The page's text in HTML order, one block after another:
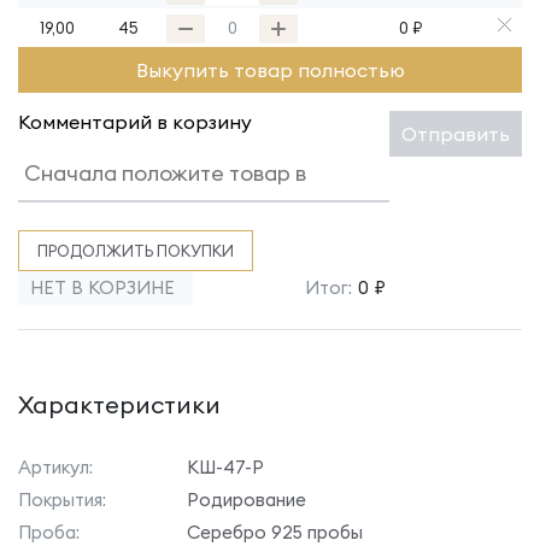
19,00
45 0 ₽
Выкупить товар полностью
Комментарий в корзину Отправить
ПРОДОЛЖИТЬ ПОКУПКИ
НЕТ В КОРЗИНЕ Итог: 0 ₽
Характеристики
Артикул:
КШ-47-Р
Покрытия:
Родирование
Проба:
Серебро 925 пробы